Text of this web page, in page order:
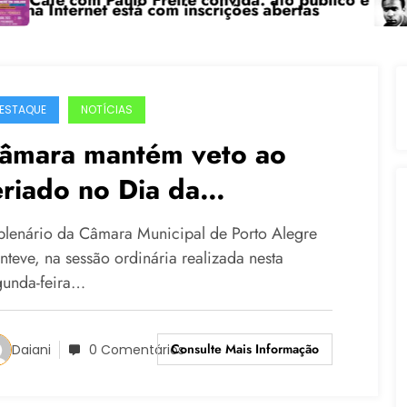
está com inscrições abertas
NOTÍCIAS
mantém veto ao
no Dia da
Negra
da Câmara Municipal de Porto Alegre
na sessão ordinária realizada nesta
feira…
Daiani 0 ComentáriosConsulte Mais Informação